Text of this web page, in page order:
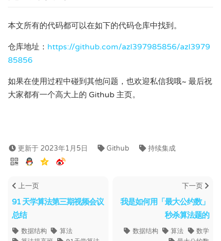
本文所有的代码都可以在如下的代码仓库中找到。
仓库地址： https://github.com/azl397985856/azl3979
85856
如果在使用过程中碰到其他问题，也欢迎私信我哦~ 最后祝
大家都有一个高大上的 Github 主页。
更新于 2023年1月5日 Github 持续集成
上一页
91 天学算法第三期视频会议
总结
数据结构
算法
下一页
我是如何用「最大公约数」
秒杀算法题的
数据结构 算法
数学